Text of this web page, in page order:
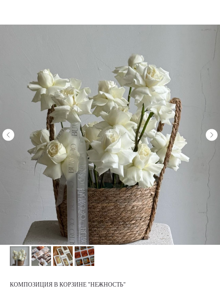
КОМПОЗИЦИЯ В КОРЗИНЕ "НЕЖНОСТЬ"